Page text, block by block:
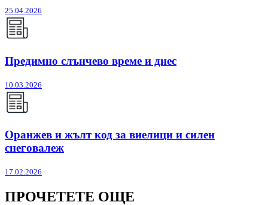
25.04.2026
Предимно слънчево време и днес
10.03.2026
Оранжев и жълт код за виелици и силен
снеговалеж
17.02.2026
ПРОЧЕТЕТЕ ОЩЕ